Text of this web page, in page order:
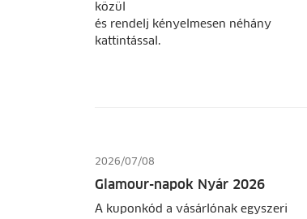
közül
és rendelj kényelmesen néhány
kattintással.
2026/07/08
Glamour-napok Nyár 2026
A kuponkód a vásárlónak egyszeri